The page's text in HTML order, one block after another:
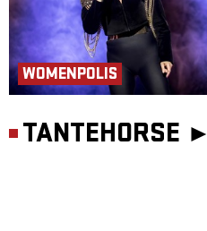
WOMENPOLIS
TANTEHORSE ►